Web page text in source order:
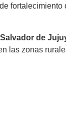
de
las zonas